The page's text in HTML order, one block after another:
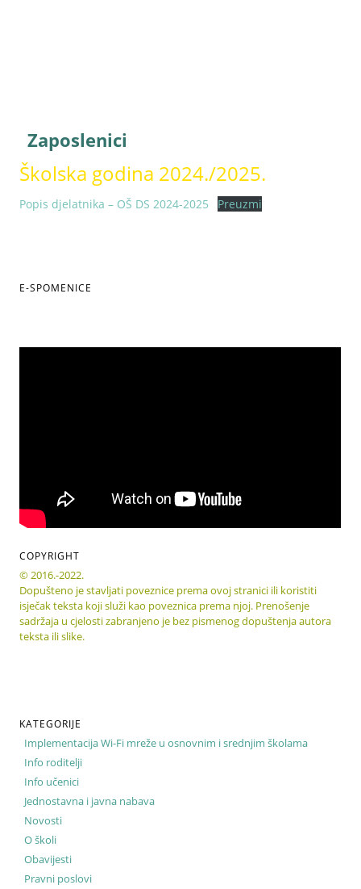
Zaposlenici
Školska godina 2024./2025.
Popis djelatnika – OŠ DS 2024-2025 Preuzmi
E-SPOMENICE
COPYRIGHT
© 2016.-2022.
Dopušteno je stavljati poveznice prema ovoj stranici ili koristiti
isječak teksta koji služi kao poveznica prema njoj. Prenošenje
sadržaja u cjelosti zabranjeno je bez pismenog dopuštenja autora
teksta ili slike.
KATEGORIJE
Implementacija Wi-Fi mreže u osnovnim i srednjim školama
Info roditelji
Info učenici
Jednostavna i javna nabava
Novosti
O školi
Obavijesti
Pravni poslovi